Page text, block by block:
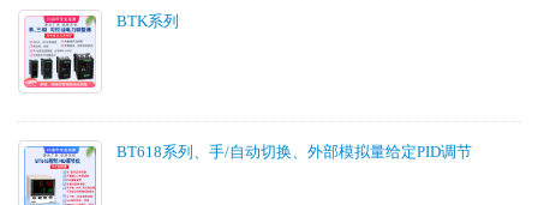
BTK系列
BT618系列、手/自动切换、外部模拟量给定PID调节